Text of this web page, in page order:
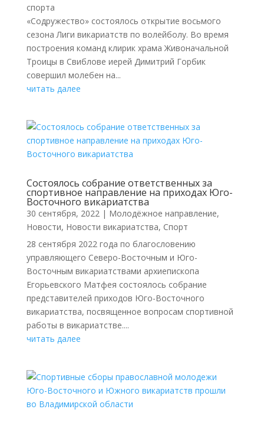
спорта
«Содружество» состоялось открытие восьмого
сезона Лиги викариатств по волейболу. Во время
построения команд клирик храма Живоначальной
Троицы в Свиблове иерей Димитрий Горбик
совершил молебен на...
читать далее
Состоялось собрание ответственных за
спортивное направление на приходах Юго-
Восточного викариатства
30 сентября, 2022| Молодёжное направление,
Новости, Новости викариатства, Спорт
28 сентября 2022 года по благословению
управляющего Северо-Восточным и Юго-
Восточным викариатствами архиепископа
Егорьевского Матфея состоялось собрание
представителей приходов Юго-Восточного
викариатства, посвященное вопросам спортивной
работы в викариатстве....
читать далее